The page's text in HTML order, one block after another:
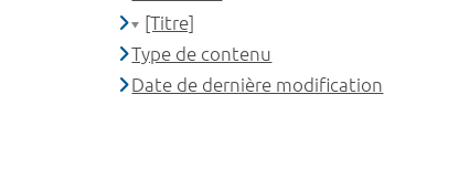
[Titre]
Type de contenu
Date de dernière modification